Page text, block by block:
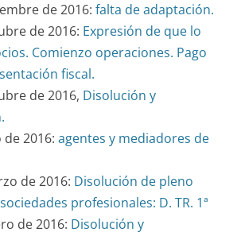
de 2016: falta de adaptación.
de 2016: Expresión de que lo
Comienzo operaciones. Pago
fiscal.
de 2016, Disolución y
de 2016: agentes y mediadores de
de 2016: Disolución de pleno
profesionales: D. TR. 1ª
de 2016: Disolución y